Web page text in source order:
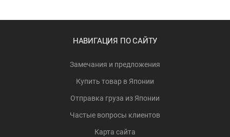
НАВИГАЦИЯ ПО САЙТУ
Замечания и предложения
Купить товар в Японии
Отправка груза из Японии
Частые вопросы клиентов
Карта сайта